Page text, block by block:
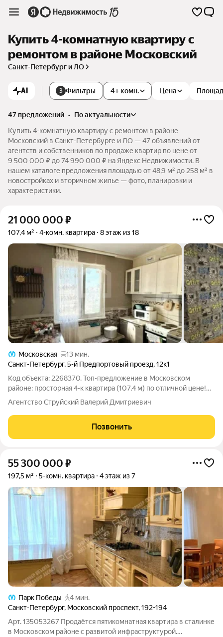
Купить 4-комнатную квартиру с
ремонтом в районе Московский
Санкт-Петербург и ЛО
AI 3 Фильтры 4+ комн. Цена
47 предложений •
по актуальности
Купить 4-комнатную квартиру с ремонтом в районе
Московский в Санкт-Петербурге и ЛО — 47 объявлений от
агентств и собственников по продаже квартир по цене от
9 500 000 ₽ до 74 990 000 ₽ на Яндекс Недвижимости. В
нашем каталоге предложения площадью от 48,9 м² до 258 м² в
новостройках и вторичном жилье — фото, планировки и
характеристики.
21 000 000 ₽
107,4 м² 4-комн. квартира 8 этаж из 18
Московская
13 мин.
Санкт-Петербург,5-й Предпортовый проезд,12к1
Код объекта: 2268370. Топ-предложение в Московском
районе: просторная 4-к квартира (107,4 м) по отличной цене!
Ищете идеальное жилье для большой семьи? Предлагаем
светлую квартиру в современном доме (2013 г.п.) на 5-м
Предпортовом проезде, 12к1.
Агентство Струйский Валерий Дмитриевич
Позвонить
55 300 000 ₽
197,5 м² 5-комн. квартира 4 этаж из 7
Парк Победы
4 мин.
Санкт-Петербург, Московский проспект,192-194
Арт. 135053267 Продаётся пятикомнатная квартира в сталинке
в Московском районе с развитой инфраструктурой.